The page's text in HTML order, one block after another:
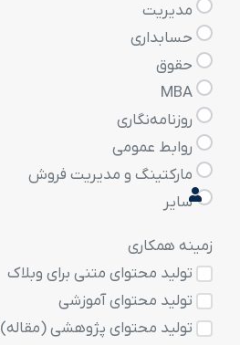
مدیریت
حسابداری
حقوق
MBA
روزنامه‌نگاری
روابط عمومی
مارکتینگ و مدیریت فروش
سایر
زمینه همکاری
تولید محتوای متنی برای وبلاک
تولید محتوای آموزشی
تولید محتوای پژوهشی (مقاله)